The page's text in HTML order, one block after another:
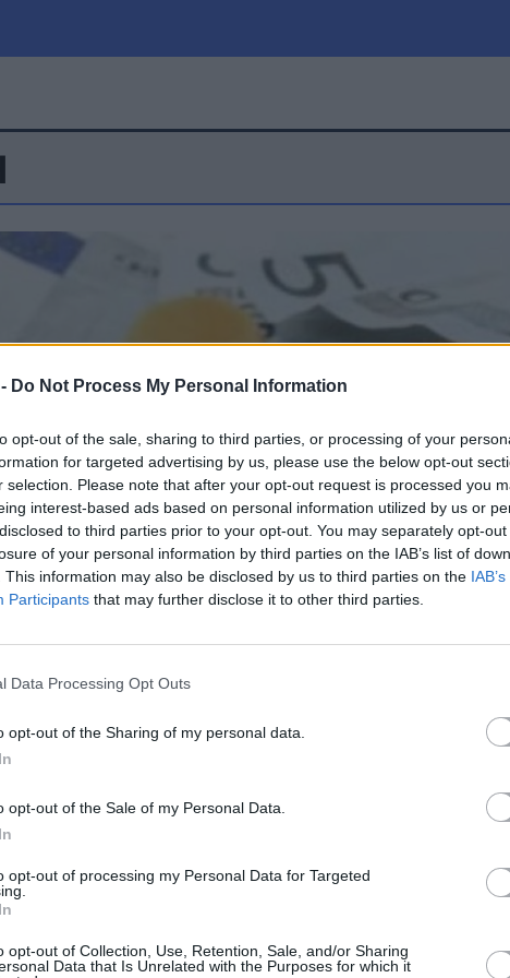
Do Not Process My Personal Information
opt-out of the sale, sharing to third parties, or processing of your
for targeted advertising by us, please use the below opt-out
selection. Please note that after your opt-out request is processed you
interest-based ads based on personal information utilized by us or
to third parties prior to your opt-out. You may separately opt-
of your personal information by third parties on the IAB’s list of
This information may also be disclosed by us to third parties on the
Participants that may further disclose it to other third parties.
Data Processing Opt Outs
opt-out of the Sharing of my personal data.
opt-out of the Sale of my Personal Data.
opt-out of processing my Personal Data for Targeted
opt-out of Collection, Use, Retention, Sale, and/or Sharing
Data that Is Unrelated with the Purposes for which it
ΕΣΠΑ
Αθλητικά
Καιρός
στη φετινή επιδότηση
επιδόματος θέρμανσης να μπουν στους
επιδότηση. Διπλάσιο ποσοστό επιδόματος